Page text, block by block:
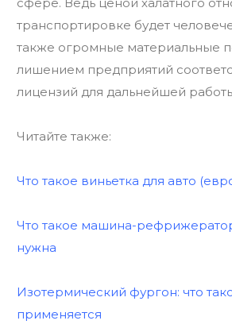
транспортировке будет
также огромные материальные
лишением предприятий
лицензий для дальнейшей
Читайте также:
Что такое виньетка для авто
Что такое машина-
нужна
Изотермический фургон: что
применяется